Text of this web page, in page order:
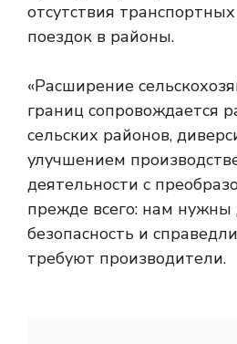
отсутствия
поездок в районы.
«Расширение
границ сопровождается
сельских районов,
улучшением
деятельности с
прежде всего: нам нужны
безопасность и
требуют производители.